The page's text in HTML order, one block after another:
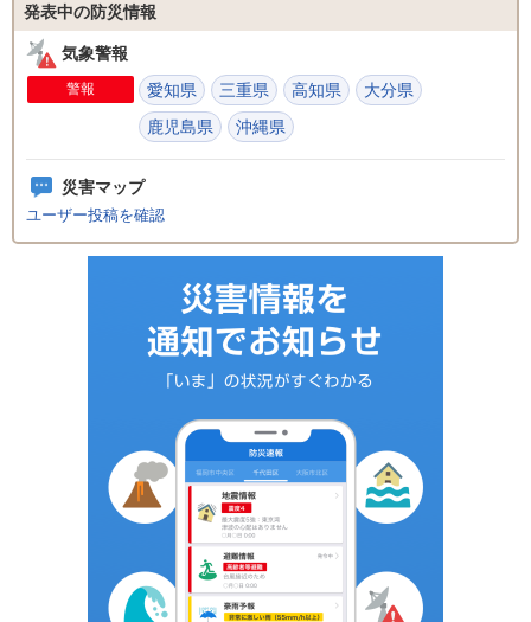
発表中の防災情報
気象警報
警報 愛知県 三重県 高知県
大分県
鹿児島県
沖縄県
災害マップ
ユーザー投稿を確認